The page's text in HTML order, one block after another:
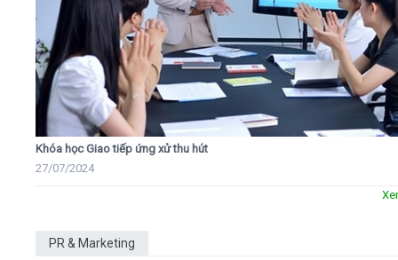
Khóa học Giao tiếp ứng xử thu hút
27/07/2024
PR & Marketing